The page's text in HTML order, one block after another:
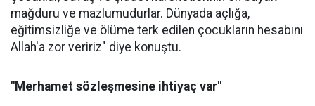
mağduru ve mazlumudurlar. Dünyada açlığa,
eğitimsizliğe ve ölüme terk edilen çocukların hesabını
Allah'a zor veririz" diye konuştu.
"Merhamet sözleşmesine ihtiyaç var"